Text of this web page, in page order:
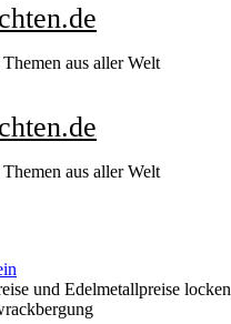
aus aller Welt
aus aller Welt
und Edelmetallpreise locken